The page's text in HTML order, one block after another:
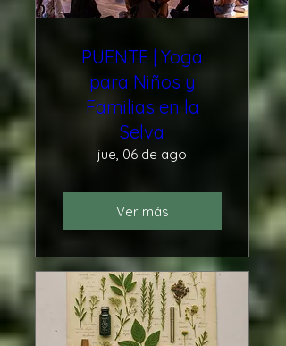
PUENTE | Yoga
para Niños y
Familias en la
Selva
jue, 06 de ago
Ver más